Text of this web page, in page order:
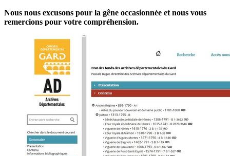
Nous nous excusons pour la gêne occasionnée et nous vous
remercions pour votre compréhension.